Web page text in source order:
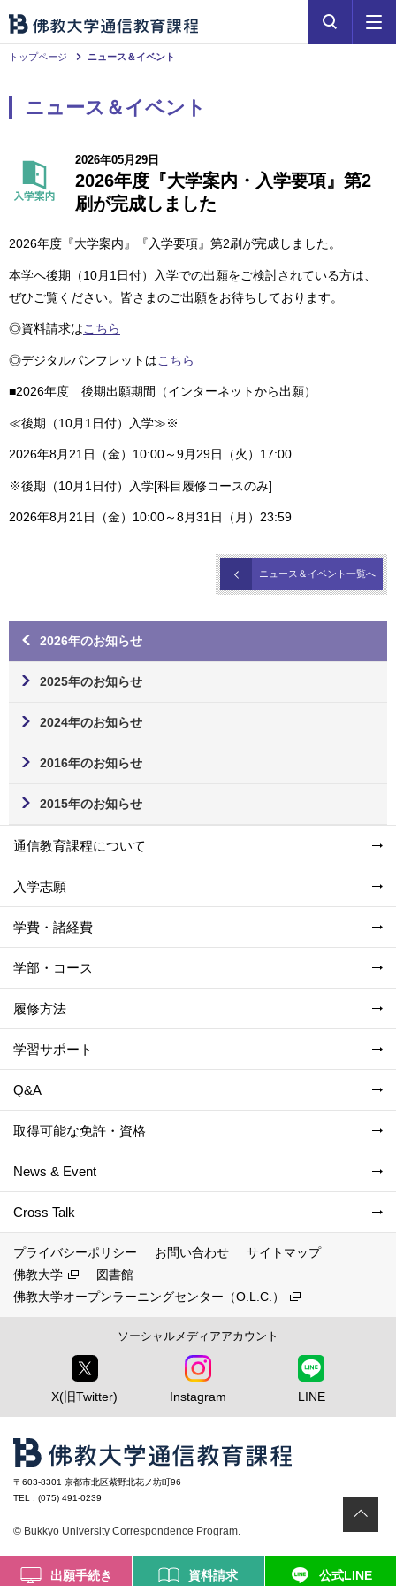
トップページ ニュース＆イベント
ニュース＆イベント
2026年05月29日
2026年度『大学案内・入学要項』第2
刷が完成しました
2026年度『大学案内』『入学要項』第2刷が完成しました。
本学へ後期（10月1日付）入学での出願をご検討されている方は、
ぜひご覧ください。皆さまのご出願をお待ちしております。
◎資料請求はこちら
◎デジタルパンフレットはこちら
■2026年度 後期出願期間（インターネットから出願）
≪後期（10月1日付）入学≫※
2026年8月21日（金）10:00～9月29日（火）17:00
※後期（10月1日付）入学[科目履修コースのみ]
2026年8月21日（金）10:00～8月31日（月）23:59
ニュース＆イベント一覧へ
2026年のお知らせ
2025年のお知らせ
2024年のお知らせ
2016年のお知らせ
2015年のお知らせ
通信教育課程について
入学志願
学費・諸経費
学部・コース
履修方法
学習サポート
Q&A
取得可能な免許・資格
News & Event
Cross Talk
プライバシーポリシー お問い合わせ
サイトマップ
佛教大学
図書館
佛教大学オープンラーニングセンター（O.L.C.）
ソーシャルメディアアカウント
X(旧Twitter) Instagram LINE
〒603-8301 京都市北区紫野北花ノ坊町96
TEL : (075) 491-0239
© Bukkyo University Correspondence Program.
出願手続き 資料請求 公式LINE